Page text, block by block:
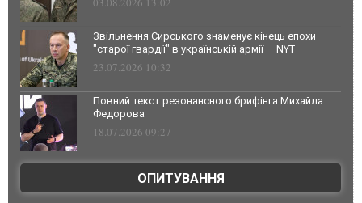
Звільнення Сирського знаменує кінець епохи
"старої гвардії" в українській армії — NYT
23.07.2026 10:32
Повний текст резонансного брифінга Михайла
Федорова
18.07.2026 09:27
ОПИТУВАННЯ